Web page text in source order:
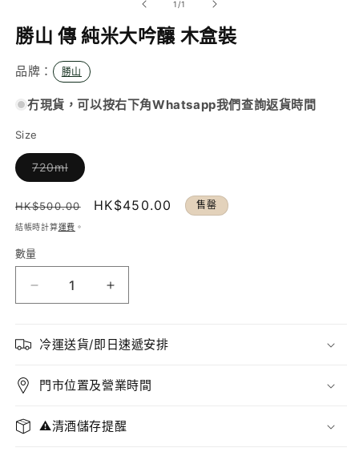
視
窗
開
多
體
案
1
1 //1
勝山 傳 純米大吟釀 木盒裝
品牌： 勝山
冇現貨，可以按右下角Whatsapp我們查詢返貨時間
Size
720ml
已
售
罄
或
供
定
價
HK$500.00
售
HK$450.00 售罄
結帳時計算運費 。
數量
傳
米
吟
傳
米
吟
冷運送貨/即日速遞安排
門市位置及營業時間
⚠️清酒儲存提醒